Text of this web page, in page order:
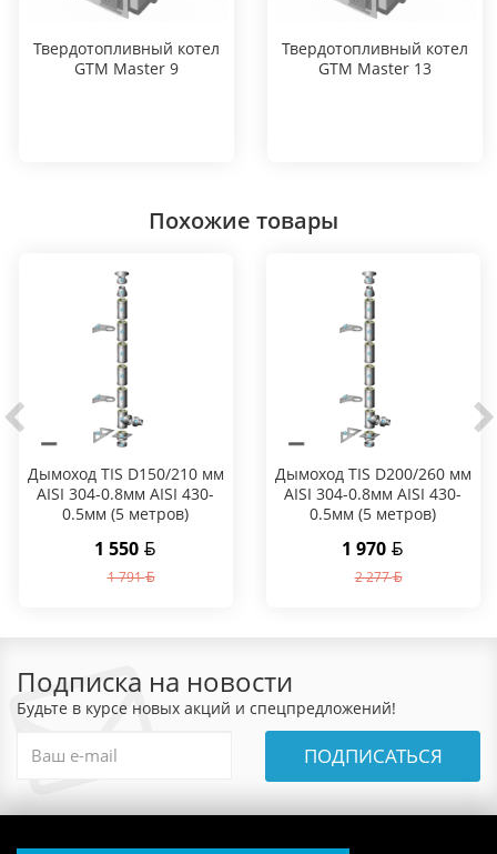
Твердотопливный котел
GTM Master 9
Твердотопливный котел
GTM Master 13
Похожие товары
Дымоход TIS D150/210 мм
AISI 304-0.8мм AISI 430-
0.5мм (5 метров)
1 550
1 791
Дымоход TIS D200/260 мм
AISI 304-0.8мм AISI 430-
0.5мм (5 метров)
1 970
2 277
Подписка на новости
Будьте в курсе новых акций и спецпредложений!
ПОДПИСАТЬСЯ